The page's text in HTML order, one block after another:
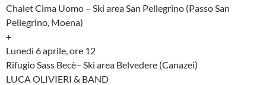
Chalet Cima Uomo – Ski area San Pellegrino (Passo San
Pellegrino, Moena)
+
Lunedì 6 aprile, ore 12
Rifugio Sass Becè– Ski area Belvedere (Canazei)
LUCA OLIVIERI & BAND